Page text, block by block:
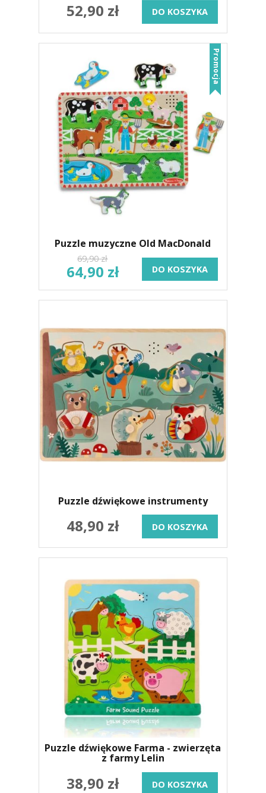
52,90 zł DO KOSZYKA
Puzzle muzyczne Old MacDonald
69,90 zł
64,90 zł
Promocja
DO KOSZYKA
Puzzle dźwiękowe instrumenty
48,90 zł DO KOSZYKA
Puzzle dźwiękowe Farma - zwierzęta
z farmy Lelin
38,90 zł DO KOSZYKA